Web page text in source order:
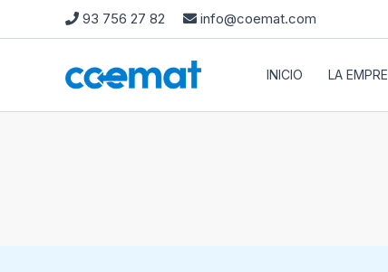
al
93 756 27 82 info@coemat.com
INICIO LA